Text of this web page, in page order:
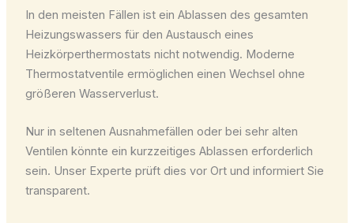
In den meisten Fällen ist ein Ablassen des gesamten
Heizungswassers für den Austausch eines
Heizkörperthermostats nicht notwendig. Moderne
Thermostatventile ermöglichen einen Wechsel ohne
größeren Wasserverlust.
Nur in seltenen Ausnahmefällen oder bei sehr alten
Ventilen könnte ein kurzzeitiges Ablassen erforderlich
sein. Unser Experte prüft dies vor Ort und informiert Sie
transparent.